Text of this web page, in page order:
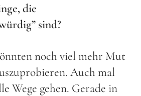
die
sind?
noch viel mehr Mut
Auch mal
Wege gehen. Gerade in